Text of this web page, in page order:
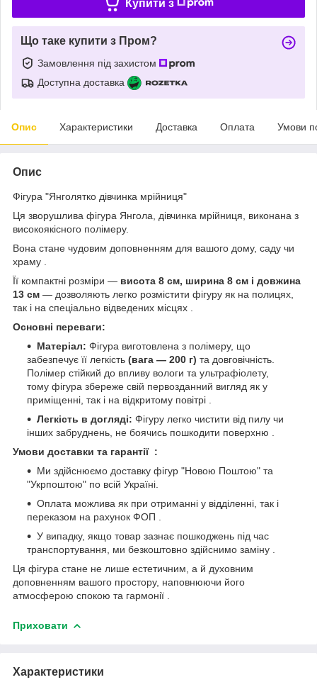
Купити з
Що таке купити з Пром?
Замовлення під захистом
Доступна доставка
Опис Характеристики Доставка Оплата Умови
Опис
Фігура "Янголятко дівчинка мрійниця"
Ця зворушлива фігура Янгола, дівчинка мрійниця, виконана з
високоякісного полімеру.
Вона стане чудовим доповненням для вашого дому, саду чи
храму .
Її компактні розміри — висота 8 см, ширина 8 см і довжина
13 см — дозволяють легко розмістити фігуру як на полицях,
так і на спеціально відведених місцях .
Основні переваги:
Матеріал: Фігура виготовлена з полімеру, що
забезпечує її легкість (вага — 200 г) та довговічність.
Полімер стійкий до впливу вологи та ультрафіолету,
тому фігура збереже свій первозданний вигляд як у
приміщенні, так і на відкритому повітрі .
Легкість в догляді: Фігуру легко чистити від пилу чи
інших забруднень, не боячись пошкодити поверхню .
Умови доставки та гарантії :
Ми здійснюємо доставку фігур "Новою Поштою" та
"Укрпоштою" по всій Україні.
Оплата можлива як при отриманні у відділенні, так і
переказом на рахунок ФОП .
У випадку, якщо товар зазнає пошкоджень під час
транспортування, ми безкоштовно здійснимо заміну .
Ця фігура стане не лише естетичним, а й духовним
доповненням вашого простору, наповнюючи його
атмосферою спокою та гармонії .
Приховати
Характеристики